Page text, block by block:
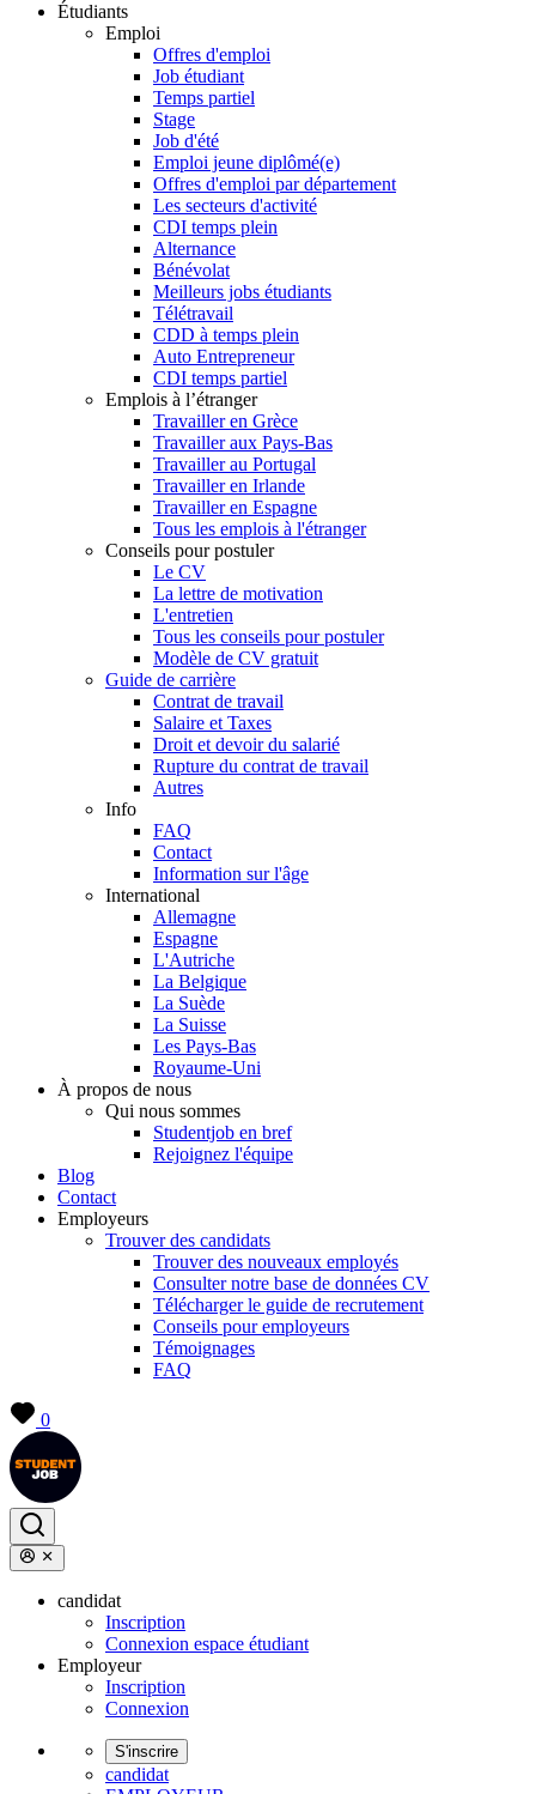
Étudiants
Emploi
Offres d'emploi
Job étudiant
Temps partiel
Stage
Job d'été
Emploi jeune diplômé(e)
Offres d'emploi par département
Les secteurs d'activité
CDI temps plein
Alternance
Bénévolat
Meilleurs jobs étudiants
Télétravail
CDD à temps plein
Auto Entrepreneur
CDI temps partiel
Emplois à l’étranger
Travailler en Grèce
Travailler aux Pays-Bas
Travailler au Portugal
Travailler en Irlande
Travailler en Espagne
Tous les emplois à l'étranger
Conseils pour postuler
Le CV
La lettre de motivation
L'entretien
Tous les conseils pour postuler
Modèle de CV gratuit
Guide de carrière
Contrat de travail
Salaire et Taxes
Droit et devoir du salarié
Rupture du contrat de travail
Autres
Info
FAQ
Contact
Information sur l'âge
International
Allemagne
Espagne
L'Autriche
La Belgique
La Suède
La Suisse
Les Pays-Bas
Royaume-Uni
À propos de nous
Qui nous sommes
Studentjob en bref
Rejoignez l'équipe
Blog
Contact
Employeurs
Trouver des candidats
Trouver des nouveaux employés
Consulter notre base de données CV
Télécharger le guide de recrutement
Conseils pour employeurs
Témoignages
FAQ
0
candidat
Inscription
Connexion espace étudiant
Employeur
Inscription
Connexion
S'inscrire
candidat